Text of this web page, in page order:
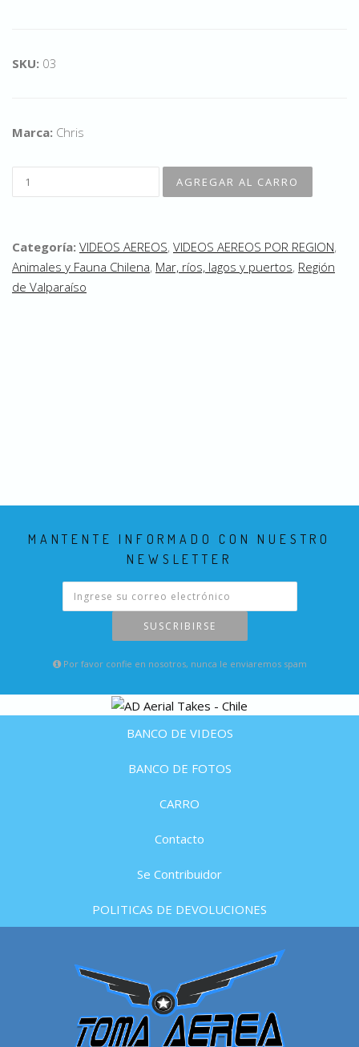
SKU: 03
Marca: Chris
Categoría: VIDEOS AEREOS, VIDEOS AEREOS POR REGION,
Animales y Fauna Chilena, Mar, ríos, lagos y puertos, Región
de Valparaíso
MANTENTE INFORMADO CON NUESTRO
NEWSLETTER
SUSCRIBIRSE
Por favor confie en nosotros, nunca le enviaremos spam
BANCO DE VIDEOS
BANCO DE FOTOS
CARRO
Contacto
Se Contribuidor
POLITICAS DE DEVOLUCIONES